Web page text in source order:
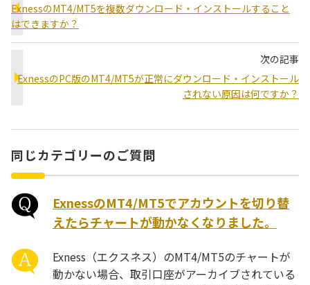
ExnessのMT4/MT5を複数ダウンロード・インストールすること
はできますか？
次の記事
ExnessのPC版のMT4/MT5が正常にダウンロード・インストール
されない原因は何ですか？
同じカテゴリーのご質問
ExnessのMT4/MT5でアカウントを切り替
えたらチャートが動かなくなりました。
Exness（エクスネス）のMT4/MT5のチャートが
動かない場合、取引口座がアーカイブされている